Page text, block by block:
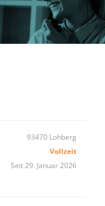
93470 Lohberg
Vollzeit
Seit 29. Januar 2026